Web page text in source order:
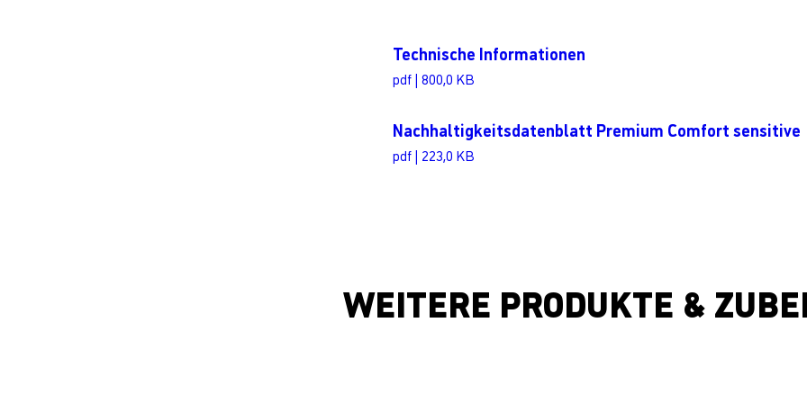
Technische Informationen
pdf | 800,0 KB
Nachhaltigkeitsdatenblatt Premium Comfort sensitive
pdf | 223,0 KB
WEITERE PRODUKTE &